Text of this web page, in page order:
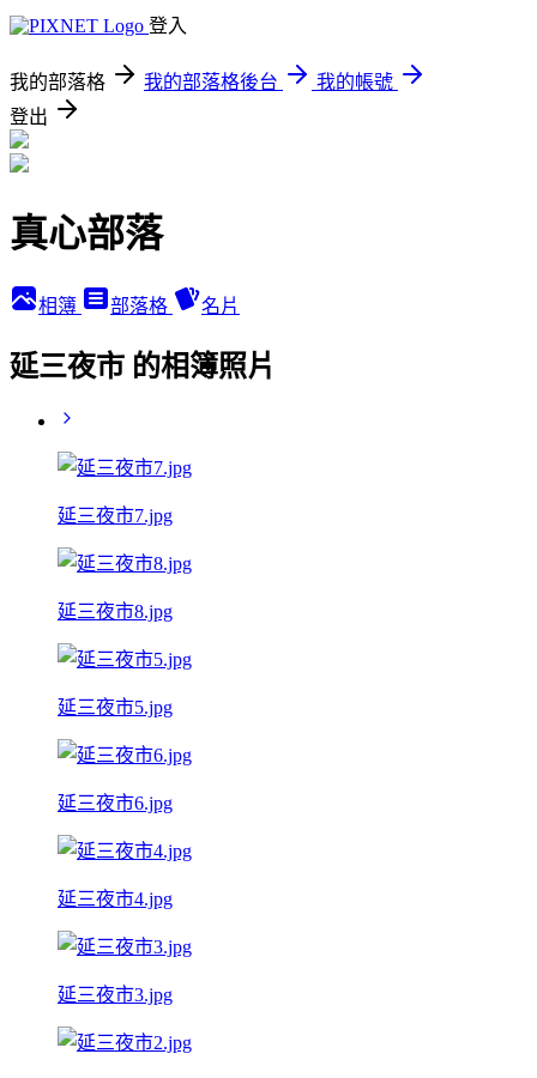
登入
我的部落格 我的部落格後台
我的帳號
登出
真心部落
相簿 部落格 名片
延三夜市 的相簿照片
延三夜市7.jpg
延三夜市8.jpg
延三夜市5.jpg
延三夜市6.jpg
延三夜市4.jpg
延三夜市3.jpg